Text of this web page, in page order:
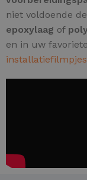
niet voldoende
epoxylaag of
en in uw
installatiefilmpjes